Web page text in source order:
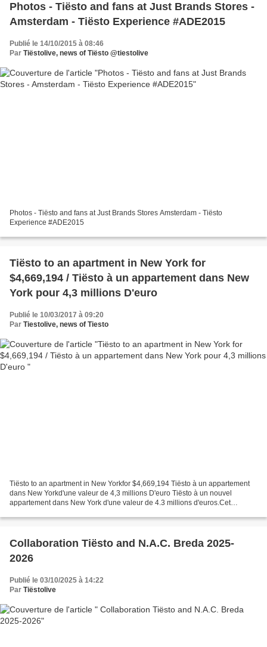
Photos - Tiësto and fans at Just Brands Stores -
Amsterdam - Tiësto Experience #ADE2015
Publié le 14/10/2015 à 08:46
Par Tiëstolive, news of Tiësto @tiestolive
Photos - Tiësto and fans at Just Brands Stores Amsterdam - Tiësto
Experience #ADE2015
Tiësto to an apartment in New York for
$4,669,194 / Tiësto à un appartement dans New
York pour 4,3 millions D'euro
Publié le 10/03/2017 à 09:20
Par Tiestolive, news of Tiesto
Tiësto to an apartment in New Yorkfor $4,669,194 Tiësto à un appartement
dans New Yorkd'une valeur de 4,3 millions D'euro Tiësto à un nouvel
appartement dans New York d'une valeur de 4.3 millions d'euros.Cet
Collaboration Tiësto and N.A.C. Breda 2025-
2026
Publié le 03/10/2025 à 14:22
Par Tiëstolive